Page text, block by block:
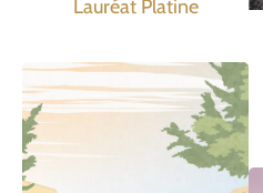
Lauréat Platine